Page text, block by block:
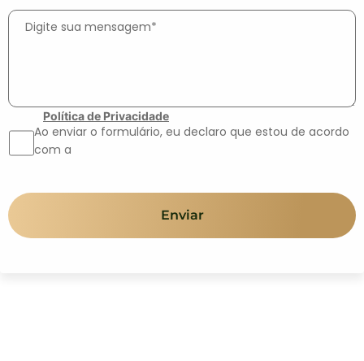
Ao enviar o formulário, eu declaro que estou de acordo
com a
Política de Privacidade